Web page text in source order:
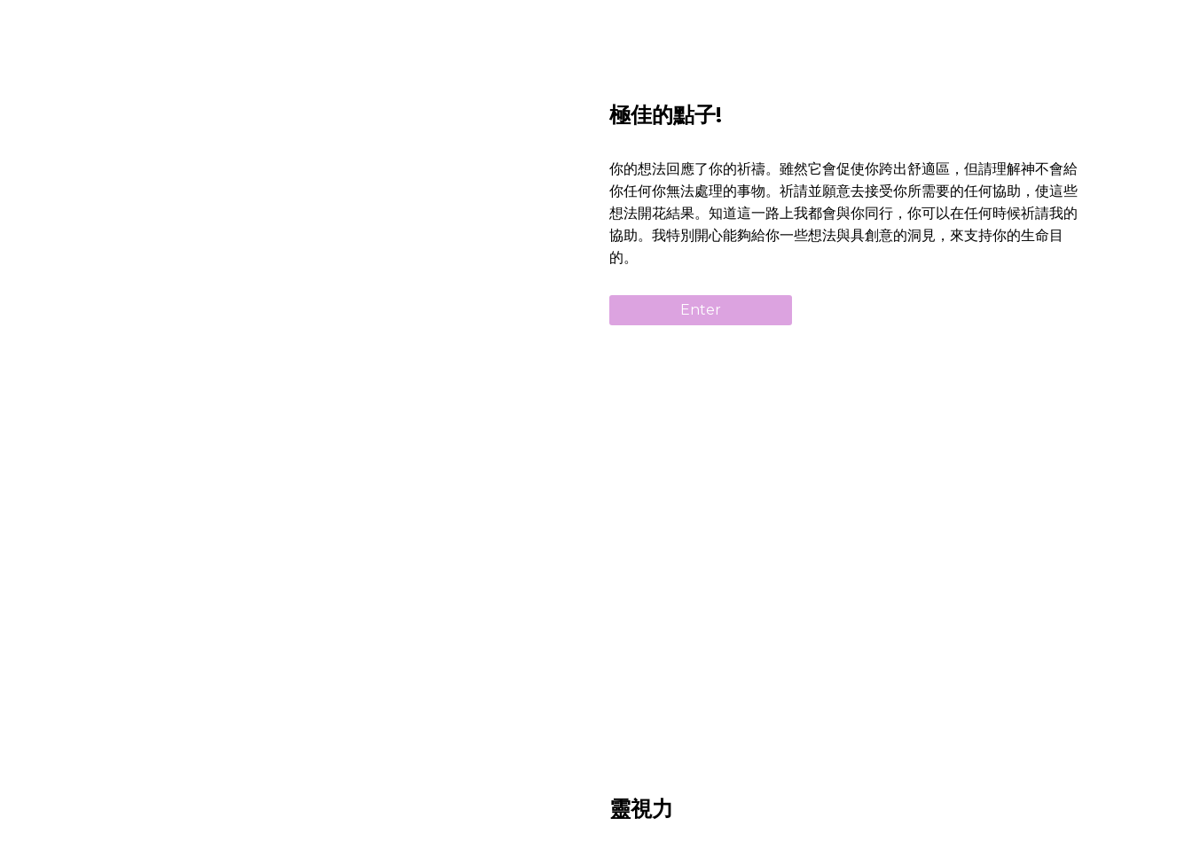
極佳的點子!
你的想法回應了你的祈禱。雖然它會促使你跨出舒適區，但請理解神不會給
你任何你無法處理的事物。祈請並願意去接受你所需要的任何協助，使這些
想法開花結果。知道這一路上我都會與你同行，你可以在任何時候祈請我的
協助。我特別開心能夠給你一些想法與具創意的洞見，來支持你的生命目
的。
Enter
靈視力